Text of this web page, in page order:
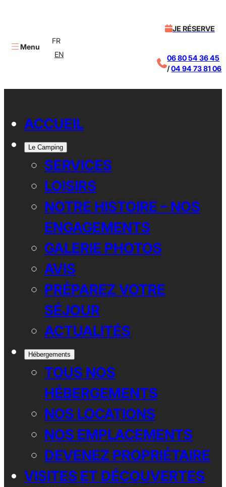
Menu
FR
EN
JE RÉSERVE
06 80 54 36 45
/04 94 73 81 06
ACCUEIL
Le Camping
SERVICES
LOISIRS
NOTRE HISTOIRE – NOS
ENGAGEMENTS
GALERIE PHOTOS
AVIS
PRÉPAREZ VOTRE
SÉJOUR
ACTUALITÉS
Hébergements
TOUS NOS
HÉBERGEMENTS
NOS LOCATIONS
NOS EMPLACEMENTS
DEVENEZ PROPRIÉTAIRE
VISITES ET DÉCOUVERTES